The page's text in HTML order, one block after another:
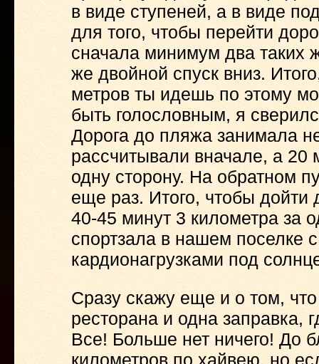
в виде ступеней, а в виде
для того, чтобы перейти
сначала минимум два таких
же двойной спуск вниз.
метров ты идешь по этому
быть голословным, я
Дорога до пляжа занимала
рассчитывали вначале, а 20
одну сторону. На обратном
еще раз. Итого, чтобы
40-45 минут 3 километра за
спортзала в нашем поселке
кардионагрузками под
Сразу скажу еще и о том,
ресторана и одна заправка,
Все! Больше нет ничего! До
километров по хайвею, но